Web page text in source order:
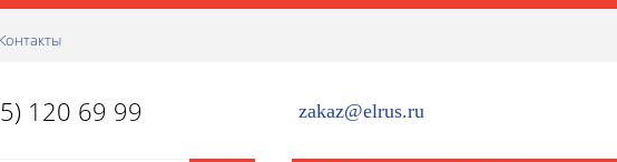
Контакты
120 69 99 zakaz@elrus.ru